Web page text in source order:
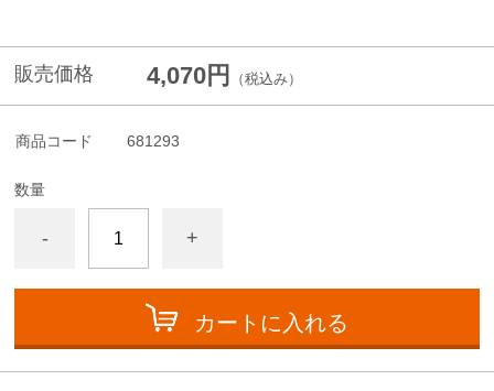
販売価格 4,070円 （税込み）
商品コード 681293
数量
- +
カートに入れる